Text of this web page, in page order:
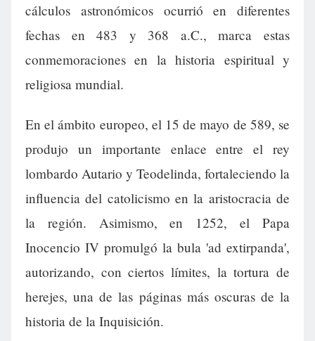
cálculos astronómicos ocurrió en diferentes
fechas en 483 y 368 a.C., marca estas
conmemoraciones en la historia espiritual y
religiosa mundial.
En el ámbito europeo, el 15 de mayo de 589, se
produjo un importante enlace entre el rey
lombardo Autario y Teodelinda, fortaleciendo la
influencia del catolicismo en la aristocracia de
la región. Asimismo, en 1252, el Papa
Inocencio IV promulgó la bula 'ad extirpanda',
autorizando, con ciertos límites, la tortura de
herejes, una de las páginas más oscuras de la
historia de la Inquisición.